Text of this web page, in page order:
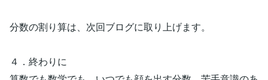
分数の割り算は、次回ブログに取り上げます。
４．終わりに